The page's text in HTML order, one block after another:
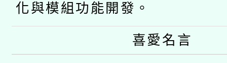
化與模組功能開發。
喜愛名言